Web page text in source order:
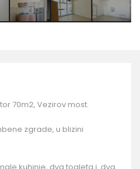
70m2, Vezirov most.
zgrade, u blizini